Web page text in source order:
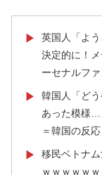
▶
英国人「よ
決定的に！
ーセナルフ
▶
韓国人「ど
あった模様…
＝韓国の反応
▶
移民ベトナ
ｗｗｗｗｗ